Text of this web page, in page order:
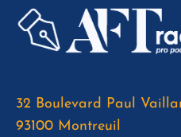
32 Boulevard Paul
93100 Montreuil